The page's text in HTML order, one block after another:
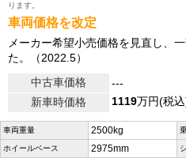
ります。
車両価格を改定
メーカー希望小売価格を見直し、
た。（2022.5）
中古車価格
---
新車時価格
1119万円(税
車両重量 2500kg
ホイールベース 2975mm